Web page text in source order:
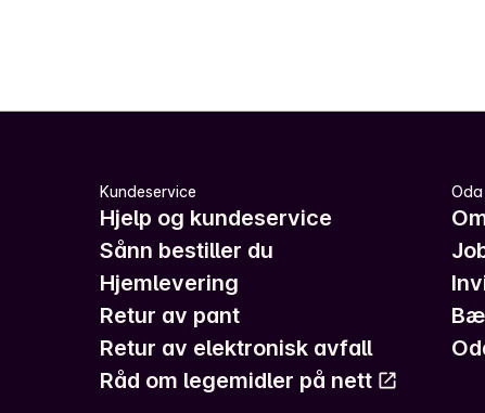
Kundeservice
Hjelp og kundeservice
Sånn bestiller du
Hjemlevering
Retur av pant
Retur av elektronisk avfall
Råd om legemidler på nett
Oda